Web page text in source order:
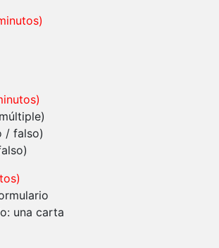
/ falso)
una carta